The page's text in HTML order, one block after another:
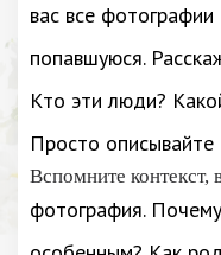
вас все
попавшуюся.
Кто эти люди?
Просто описывайте
Вспомните контекст,
фотография.